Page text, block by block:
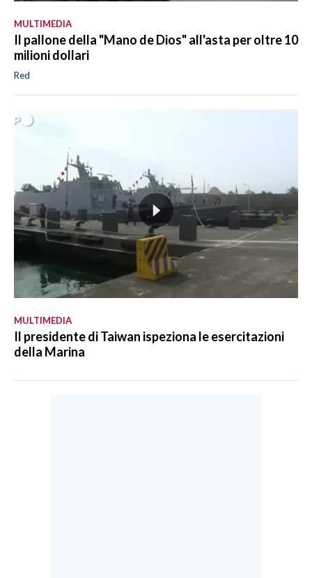
MULTIMEDIA
Il pallone della "Mano de Dios" all'asta per oltre 10
milioni dollari
Red
MULTIMEDIA
Il presidente di Taiwan ispeziona le esercitazioni
della Marina